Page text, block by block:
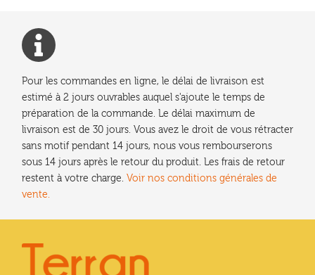
Pour les commandes en ligne, le délai de livraison est
estimé à 2 jours ouvrables auquel s'ajoute le temps de
préparation de la commande. Le délai maximum de
livraison est de 30 jours. Vous avez le droit de vous rétracter
sans motif pendant 14 jours, nous vous rembourserons
sous 14 jours après le retour du produit. Les frais de retour
restent à votre charge. Voir nos conditions générales de
vente.